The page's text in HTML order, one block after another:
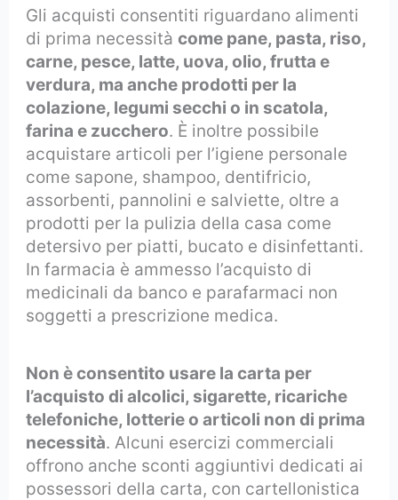
Gli acquisti consentiti riguardano alimenti
di prima necessitàcome pane, pasta, riso,
carne, pesce, latte, uova, olio, frutta e
verdura, ma anche prodotti per la
colazione, legumi secchi o in scatola,
farina e zucchero. È inoltre possibile
acquistare articoli per l’igiene personale
come sapone, shampoo, dentifricio,
assorbenti, pannolini e salviette, oltre a
prodotti per la pulizia della casa come
detersivo per piatti, bucato e disinfettanti.
In farmacia è ammesso l’acquisto di
medicinali da banco e parafarmaci non
soggetti a prescrizione medica.
Non è consentito usare la carta per
l’acquisto di alcolici, sigarette, ricariche
telefoniche, lotterie o articoli non di prima
necessità. Alcuni esercizi commerciali
offrono anche sconti aggiuntivi dedicati ai
possessori della carta, con cartellonistica